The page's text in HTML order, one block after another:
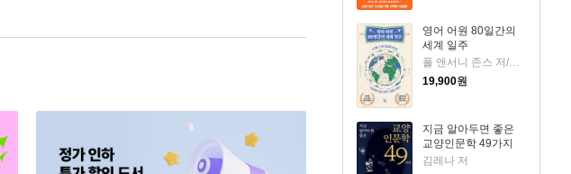
영어 어원 80일간의
세계 일주
폴 앤서니 존스 저/고정아 역
19,900원
지금 알아두면 좋은
교양인문학 49가지
김레나 저